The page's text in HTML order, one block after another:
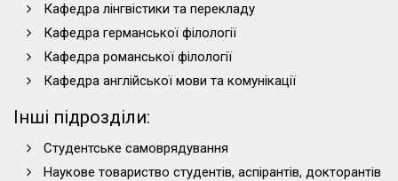
Кафедра лінгвістики та перекладу
Кафедра германської філології
Кафедра романської філології
Кафедра англійської мови та комунікації
Інші підрозділи:
Студентське самоврядування
Наукове товариство студентів, аспірантів, докторантів